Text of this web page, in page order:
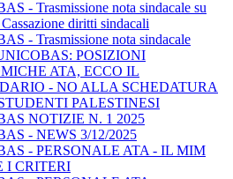
- Trasmissione nota sindacale su
Cassazione diritti sindacali
- Trasmissione nota sindacale
POSIZIONI
ATA, ECCO IL
- NO ALLA SCHEDATURA
PALESTINESI
NOTIZIE N. 1 2025
- NEWS 3/12/2025
- PERSONALE ATA - IL MIM
I CRITERI